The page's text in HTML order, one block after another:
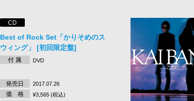
CD
Best of Rock Set「かりそめのス
ウィング」 [初回限定盤]
付 属 DVD
発売日 2017.07.26
価 格 ¥3,565 (税込)